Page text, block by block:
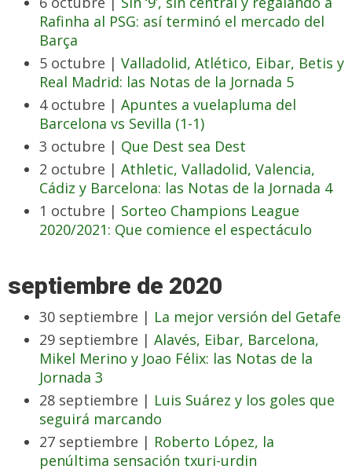
Rafinha al PSG: así terminó el mercado del
Barça
5 octubre | Valladolid, Atlético, Eibar, Betis y
Real Madrid: las Notas de la Jornada 5
4 octubre | Apuntes a vuelapluma del
Barcelona vs Sevilla (1-1)
3 octubre | Que Dest sea Dest
2 octubre | Athletic, Valladolid, Valencia,
Cádiz y Barcelona: las Notas de la Jornada 4
1 octubre | Sorteo Champions League
2020/2021: Que comience el espectáculo
septiembre de 2020
30 septiembre | La mejor versión del Getafe
29 septiembre | Alavés, Eibar, Barcelona,
Mikel Merino y Joao Félix: las Notas de la
Jornada 3
28 septiembre | Luis Suárez y los goles que
seguirá marcando
27 septiembre | Roberto López, la
penúltima sensación txuri-urdin